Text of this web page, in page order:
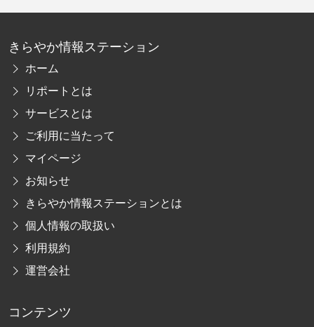
きらやか情報ステーション
ホーム
リポートとは
サービスとは
ご利用に当たって
マイページ
お知らせ
きらやか情報ステーションとは
個人情報の取扱い
利用規約
運営会社
コンテンツ